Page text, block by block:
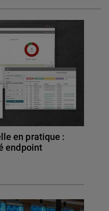
en pratique :
endpoint